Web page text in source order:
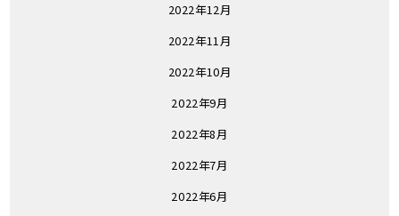
2022年12月
2022年11月
2022年10月
2022年9月
2022年8月
2022年7月
2022年6月